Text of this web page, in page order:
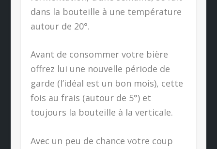
dans la bouteille à une température
autour de 20°.
Avant de consommer votre bière
offrez lui une nouvelle période de
garde (l’idéal est un bon mois), cette
fois au frais (autour de 5°) et
toujours la bouteille à la verticale.
Avec un peu de chance votre coup